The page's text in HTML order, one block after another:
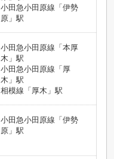
小田急小田原線「伊勢
原」駅
小田急小田原線「本厚
木」駅
小田急小田原線「厚
木」駅
相模線「厚木」駅
小田急小田原線「伊勢
原」駅